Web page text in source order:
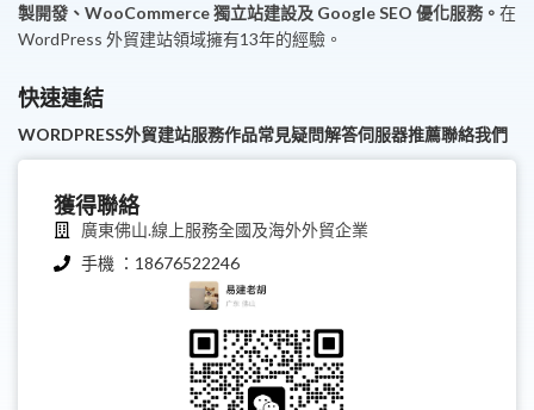
製開發、WooCommerce 獨立站建設及 Google SEO 優化服務。 在
WordPress 外貿建站領域擁有13年的經驗。
快速連結
WORDPRESS外貿建站服務作品常見疑問解答伺服器推薦聯絡我們
獲得聯絡
廣東佛山.線上服務全國及海外外貿企業
手機 ：18676522246